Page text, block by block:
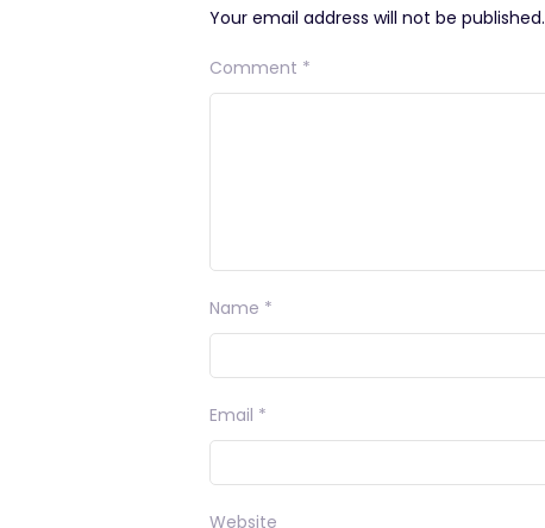
Your email address will not be published.
Comment *
Name *
Email *
Website